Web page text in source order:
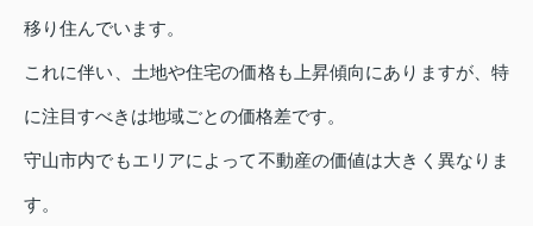
移り住んでいます。
これに伴い、土地や住宅の価格も上昇傾向にありますが、特
に注目すべきは地域ごとの価格差です。
守山市内でもエリアによって不動産の価値は大きく異なりま
す。